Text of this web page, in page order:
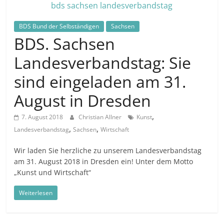
Mitteldeutschlands
BDS Bund der Selbständigen Sachsen
BDS. Sachsen
Landesverbandstag: Sie
sind eingeladen am 31.
August in Dresden
7. August 2018 Christian Allner Kunst,
Landesverbandstag,Sachsen,Wirtschaft
Wir laden Sie herzliche zu unserem Landesverbandstag
am 31. August 2018 in Dresden ein! Unter dem Motto
„Kunst und Wirtschaft“
Weiterlesen